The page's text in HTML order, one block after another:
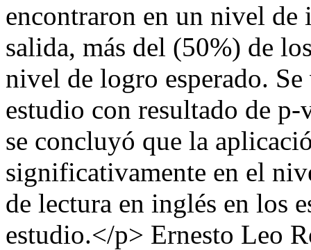
encontraron en un nivel
salida, más del (50%) de
nivel de logro esperado.
estudio con resultado de
se concluyó que la
significativamente en el
de lectura en inglés en los
estudio.</p> Ernesto Leo